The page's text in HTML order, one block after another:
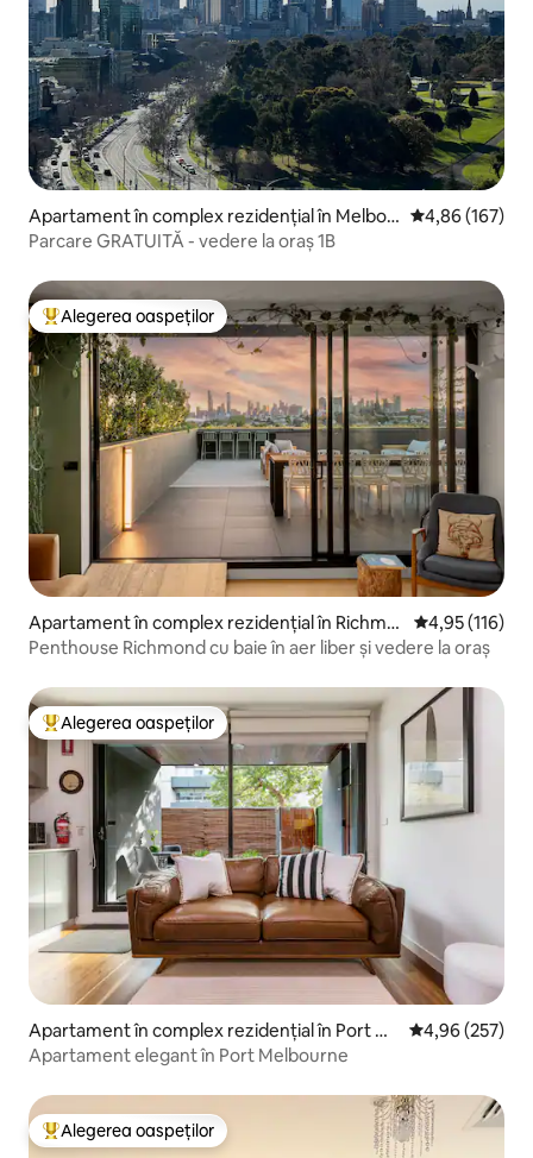
Apartament în complex rezidențial în Melbou
rne
Scor mediu de
4,86 (167)
Parcare GRATUITĂ - vedere la oraș 1B
Locuință din topul categoriei Alegerea oaspeților
Alegerea oaspeților
Apartament în complex rezidențial în Richmo
nd
Scor mediu
4,95 (116)
Penthouse Richmond cu baie în aer liber și vedere la oraș
Locuință din topul categoriei Alegerea oaspeților
Alegerea oaspeților
Apartament în complex rezidențial în Port M
elbourne
Scor mediu de
4,96 (257)
Apartament elegant în Port Melbourne
Locuință din topul categoriei Alegerea oaspeților
Alegerea oaspeților